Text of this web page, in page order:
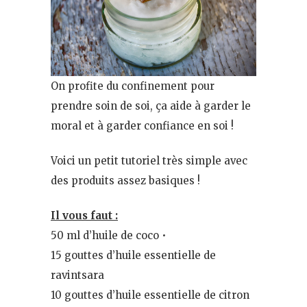
On profite du confinement pour
prendre soin de soi, ça aide à garder le
moral et à garder confiance en soi !
Voici un petit tutoriel très simple avec
des produits assez basiques !
Il vous faut :
50 ml d’huile de coco •
15 gouttes d’huile essentielle de
ravintsara
10 gouttes d’huile essentielle de citron